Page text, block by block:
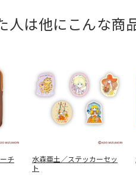
人は他にこんな商
チ
水森亜土／ステッカーセッ
ト